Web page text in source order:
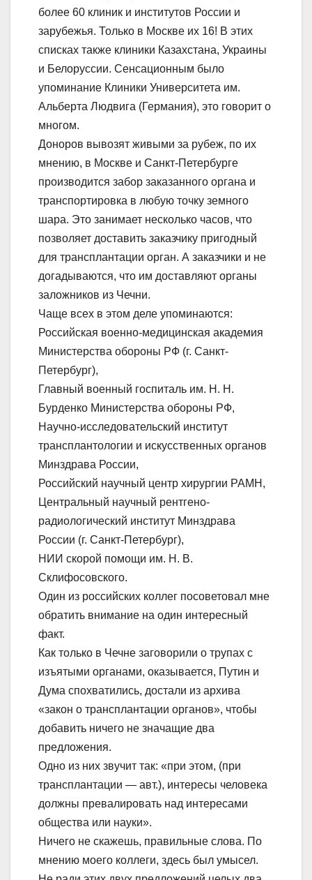
более 60 клиник и институтов России и
зарубежья. Только в Москве их 16! В этих
списках также клиники Казахстана, Украины
и Белоруссии. Сенсационным было
упоминание Клиники Университета им.
Альберта Людвига (Германия), это говорит о
многом.
Доноров вывозят живыми за рубеж, по их
мнению, в Москве и Санкт-Петербурге
производится забор заказанного органа и
транспортировка в любую точку земного
шара. Это занимает несколько часов, что
позволяет доставить заказчику пригодный
для трансплантации орган. А заказчики и не
догадываются, что им доставляют органы
заложников из Чечни.
Чаще всех в этом деле упоминаются:
Российская военно-медицинская академия
Министерства обороны РФ (г. Санкт-
Петербург),
Главный военный госпиталь им. Н. Н.
Бурденко Министерства обороны РФ,
Научно-исследовательский институт
трансплантологии и искусственных органов
Минздрава России,
Российский научный центр хирургии РАМН,
Центральный научный рентгено-
радиологический институт Минздрава
России (г. Санкт-Петербург),
НИИ скорой помощи им. Н. В.
Склифосовского.
Один из российских коллег посоветовал мне
обратить внимание на один интересный
факт.
Как только в Чечне заговорили о трупах с
изъятыми органами, оказывается, Путин и
Дума спохватились, достали из архива
«закон о трансплантации органов», чтобы
добавить ничего не значащие два
предложения.
Одно из них звучит так: «при этом, (при
трансплантации — авт.), интересы человека
должны превалировать над интересами
общества или науки».
Ничего не скажешь, правильные слова. По
мнению моего коллеги, здесь был умысел.